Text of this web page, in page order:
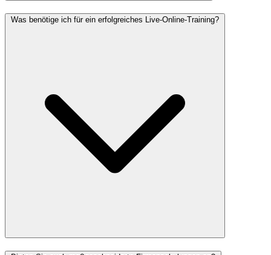
Was benötige ich für ein erfolgreiches Live-Online-Training?